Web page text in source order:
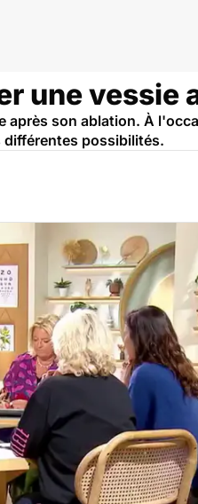
une vessie
son ablation. À
différentes possibilités.